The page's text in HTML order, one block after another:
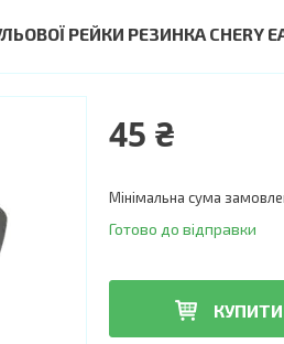
РЕЙКИ РЕЗИНКА CHERY
45 ₴
Мінімальна сума
Готово до відправки
КУПИТИ